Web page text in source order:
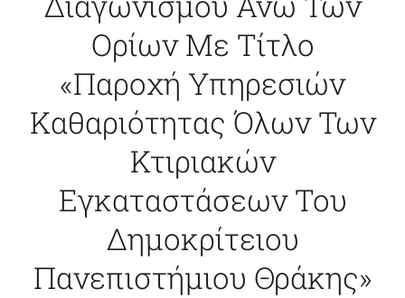
Ορίων Με Τίτλο
«Παροχή Υπηρεσιών
Καθαριότητας Όλων Των
Κτιριακών
Εγκαταστάσεων Του
Δημοκρίτειου
Πανεπιστήμιου Θράκης»